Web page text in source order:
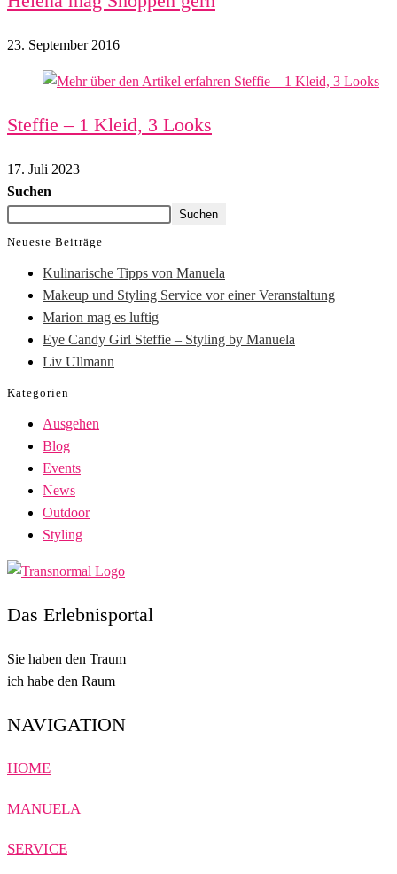
23. September 2016
Steffie – 1 Kleid, 3 Looks
17. Juli 2023
Suchen
Suchen
Neueste Beiträge
Kulinarische Tipps von Manuela
Makeup und Styling Service vor einer Veranstaltung
Marion mag es luftig
Eye Candy Girl Steffie – Styling by Manuela
Liv Ullmann
Kategorien
Ausgehen
Blog
Events
News
Outdoor
Styling
Das Erlebnisportal
Sie haben den Traum
ich habe den Raum
NAVIGATION
HOME
MANUELA
SERVICE